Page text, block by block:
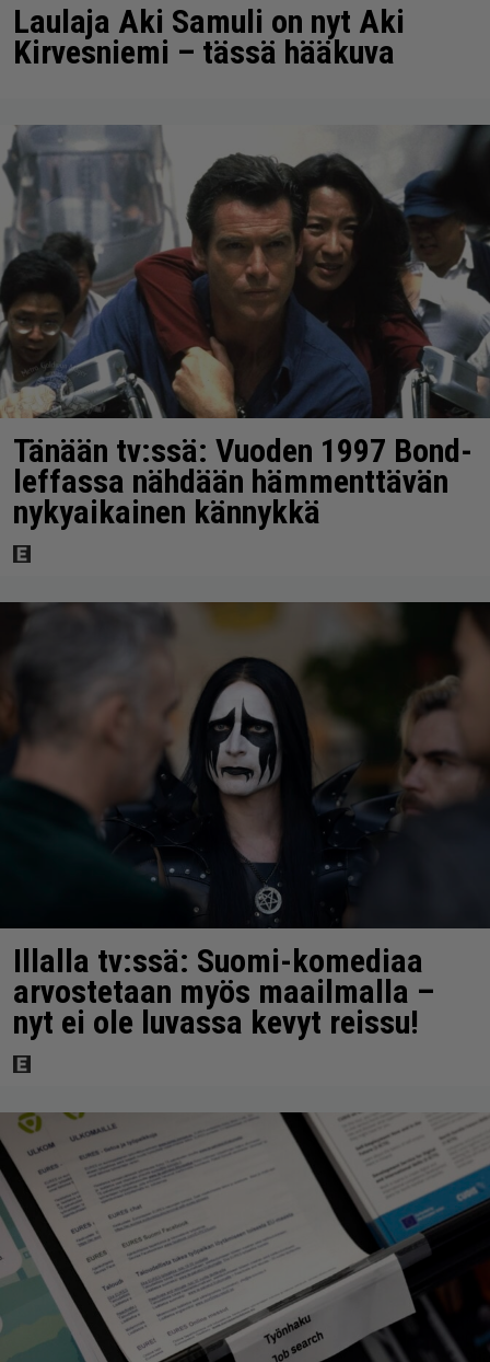
Laulaja Aki Samuli on nyt Aki
Kirvesniemi – tässä hääkuva
Tänään tv:ssä: Vuoden 1997 Bond-
leffassa nähdään hämmenttävän
nykyaikainen kännykkä
Illalla tv:ssä: Suomi-komediaa
arvostetaan myös maailmalla –
nyt ei ole luvassa kevyt reissu!